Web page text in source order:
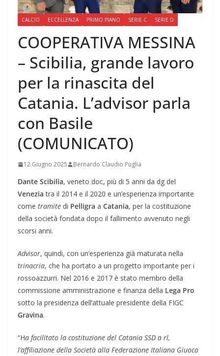
CALCIO ECCELLENZA PRIMO PIANO SERIE C SERIE D
COOPERATIVA MESSINA
– Scibilia, grande lavoro
per la rinascita del
Catania. L’advisor parla
con Basile
(COMUNICATO)
12 Giugno 2025 Bernardo Claudio Puglia
Dante Scibilia, veneto doc, più di 5 anni da dg del
Veneziatra il 2014 e il 2020 e un’esperienza importante
come tramite di Pelligra a Catania, per la costituzione
della società fondata dopo il fallimento avvenuto negli
scorsi anni.
Advisor, quindi, con un’esperienza già maturata nella
trinacria, che ha portato a un progetto importante per i
rossoazzurri. Nel 2016 e 2017 è stato membro della
commissione amministrazione e finanza della Lega Pro
sotto la presidenza dell’attuale presidente della FIGC
Gravina.
“Ha facilitato la costituzione del Catania SSD a rl,
l’affiliazione della Società alla Federazione Italiana Giuoco